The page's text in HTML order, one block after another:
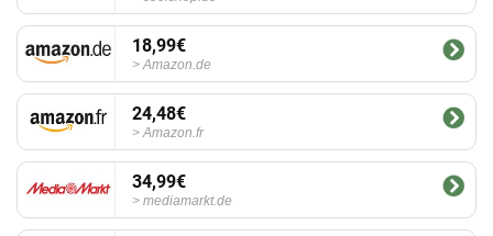
18,99€
Amazon.de
24,48€
Amazon.fr
34,99€
mediamarkt.de